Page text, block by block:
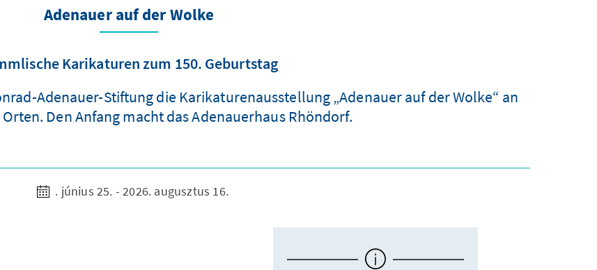
Adenauer auf der Wolke
Karikaturen zum 150. Geburtstag
Adenauer-Stiftung die Karikaturenausstellung „Adenauer auf der Wolke“ an
Den Anfang macht das Adenauerhaus Rhöndorf.
. június 25. - 2026. augusztus 16.